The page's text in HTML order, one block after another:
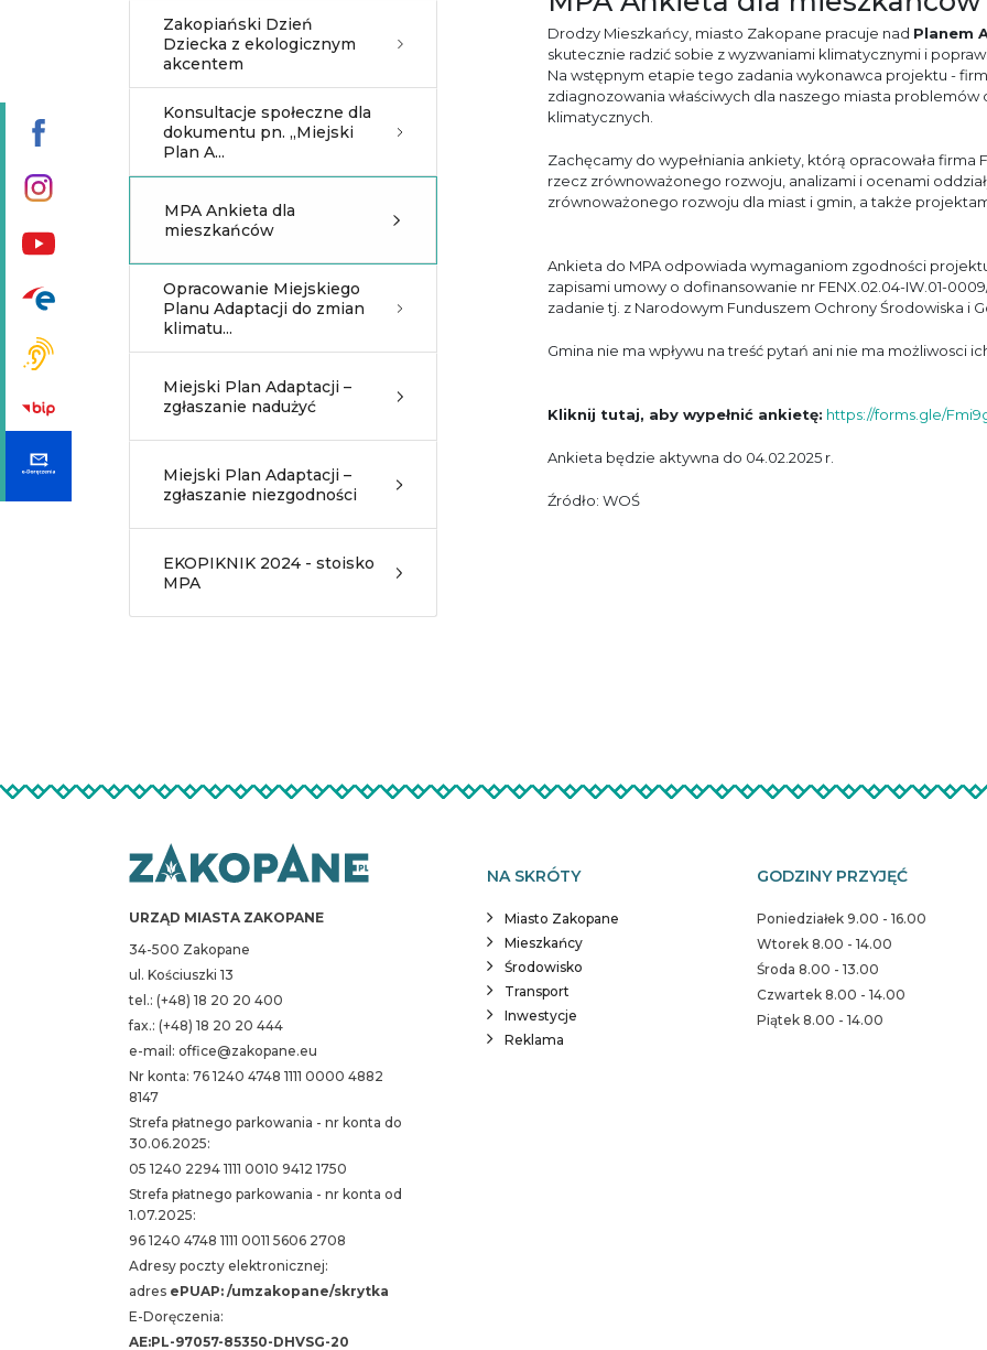
Zakopiański Dzień
Dziecka z ekologicznym
akcentem
Konsultacje społeczne dla
dokumentu pn. „Miejski
Plan A...
MPA Ankieta dla
mieszkańców
Opracowanie Miejskiego
Planu Adaptacji do zmian
klimatu...
Miejski Plan Adaptacji –
zgłaszanie nadużyć
Miejski Plan Adaptacji –
zgłaszanie niezgodności
EKOPIKNIK 2024 - stoisko
MPA
Drodzy Mieszkańcy, miasto Zakopane pracuje nad Planem
skutecznie radzić sobie z wyzwaniami klimatycznymi i
Na wstępnym etapie tego zadania wykonawca projektu -
zdiagnozowania właściwych dla naszego miasta
klimatycznych.
Zachęcamy do wypełniania ankiety, którą opracowała firma
rzecz zrównoważonego rozwoju, analizami i ocenami
zrównoważonego rozwoju dla miast i gmin, a także
Ankieta do MPA odpowiada wymaganiom zgodności
zapisami umowy o dofinansowanie nr FENX.02.04-IW.01-
zadanie tj. z Narodowym Funduszem Ochrony Środowiska i
Gmina nie ma wpływu na treść pytań ani nie ma możliwosci
Kliknij tutaj, aby wypełnić ankietę: https://forms.gle/
Ankieta będzie aktywna do 04.02.2025 r.
Źródło: WOŚ
URZĄD MIASTA ZAKOPANE
34-500 Zakopane
ul. Kościuszki 13
tel.: (+48) 18 20 20 400
fax.: (+48) 18 20 20 444
e-mail: office@zakopane.eu
Nr konta: 76 1240 4748 1111 0000 4882
8147
Strefa płatnego parkowania - nr konta do
30.06.2025:
05 1240 2294 1111 0010 9412 1750
Strefa płatnego parkowania - nr konta od
1.07.2025:
96 1240 4748 1111 0011 5606 2708
Adresy poczty elektronicznej:
adres ePUAP: /umzakopane/skrytka
E-Doręczenia:
AE:PL-97057-85350-DHVSG-20
NA SKRÓTY
Miasto Zakopane
Mieszkańcy
Środowisko
Transport
Inwestycje
Reklama
GODZINY PRZYJĘĆ
Poniedziałek 9.00 - 16.00
Wtorek 8.00 - 14.00
Środa 8.00 - 13.00
Czwartek 8.00 - 14.00
Piątek 8.00 - 14.00